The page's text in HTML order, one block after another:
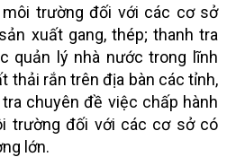
trường đối với các cơ sở
xuất gang, thép; thanh tra
quản lý nhà nước trong lĩnh
thải rắn trên địa bàn các tỉnh,
chuyên đề việc chấp hành
trường đối với các cơ sở có
lớn.